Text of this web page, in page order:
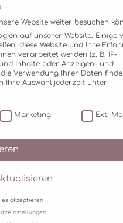
Website weiter besuchen
auf unserer Website. Einige
diese Website und Ihre
verarbeitet werden (z. B. IP-
Inhalte oder Anzeigen- und
Verwendung Ihrer Daten
Ihre Auswahl jederzeit unter
Marketing Ext.
akzeptieren